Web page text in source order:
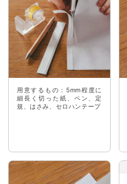
用意するもの：5mm程度に
細長く切った紙、ペン、定
規、はさみ、セロハンテープ